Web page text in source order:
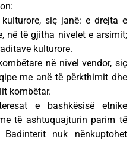
siç janë: e drejta e
në të gjitha nivelet e arsimit;
kulturore.
në nivel vendor, siç
me anë të përkthimit dhe
kombëtar.
e bashkësisë etnike
të ashtuquajturin parim të
nuk nënkuptohet